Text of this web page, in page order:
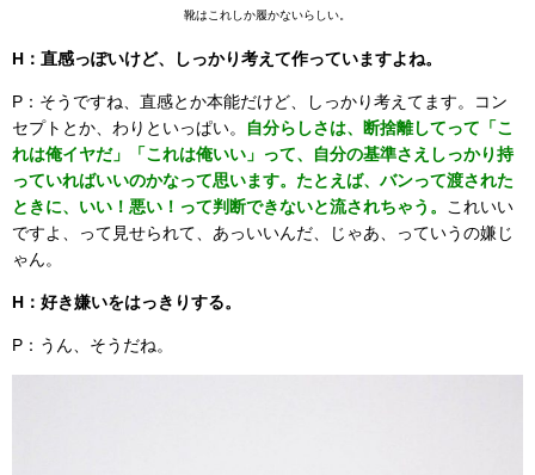
靴はこれしか履かないらしい。
H：直感っぽいけど、しっかり考えて作っていますよね。
P：そうですね、直感とか本能だけど、しっかり考えてます。コン
セプトとか、わりといっぱい。
自分らしさは、断捨離してって「こ
れは俺イヤだ」「これは俺いい」って、自分の基準さえしっかり持
っていればいいのかなって思います。たとえば、バンって渡された
ときに、いい！悪い！って判断できないと流されちゃう。
これいい
ですよ、って見せられて、あっいいんだ、じゃあ、っていうの嫌じ
ゃん。
H：好き嫌いをはっきりする。
P：うん、そうだね。